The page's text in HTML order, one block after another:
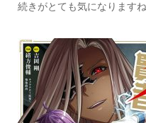
続きがとても気になりますね